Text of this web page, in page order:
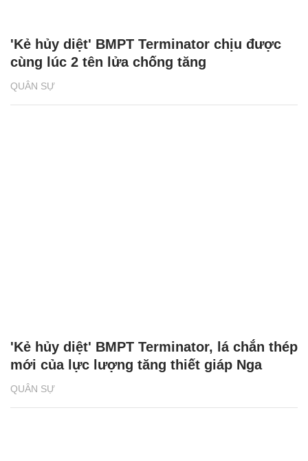
QUÂN SỰ
'Kẻ hủy diệt' BMPT Terminator chịu được
cùng lúc 2 tên lửa chống tăng
QUÂN SỰ
'Kẻ hủy diệt' BMPT Terminator, lá chắn thép
mới của lực lượng tăng thiết giáp Nga